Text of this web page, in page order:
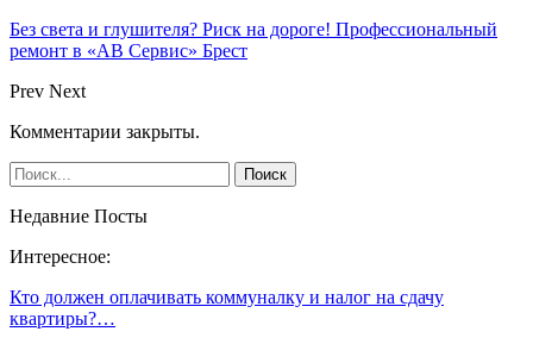
Без света и глушителя? Риск на дороге! Профессиональный
ремонт в «АВ Сервис» Брест
Prev Next
Комментарии закрыты.
Недавние Посты
Интересное:
Кто должен оплачивать коммуналку и налог на сдачу
квартиры?…